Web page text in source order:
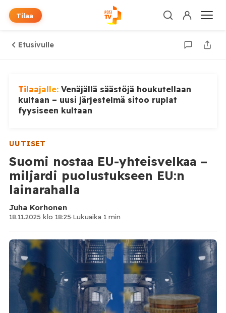
Tilaa
Etusivulle
Tilaajalle: Venäjällä säästöjä houkutellaan
kultaan – uusi järjestelmä sitoo ruplat
fyysiseen kultaan
UUTISET
Suomi nostaa EU-yhteisvelkaa –
miljardi puolustukseen EU:n
lainarahalla
Juha Korhonen
18.11.2025 klo 18:25·Lukuaika 1 min